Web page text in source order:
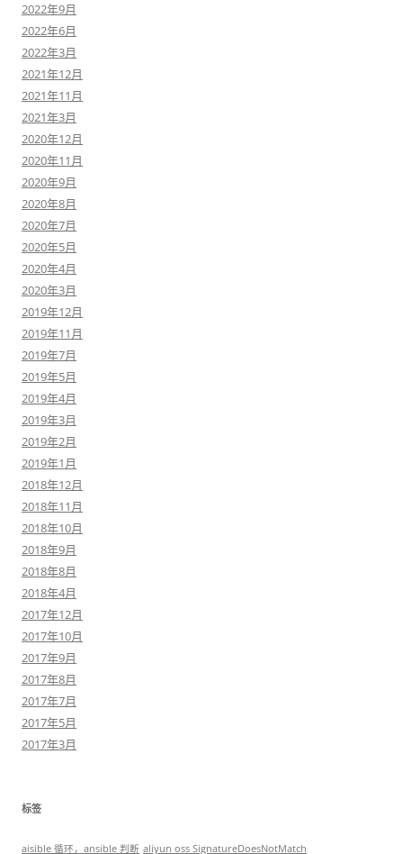
2022年9月
2022年6月
2022年3月
2021年12月
2021年11月
2021年3月
2020年12月
2020年11月
2020年9月
2020年8月
2020年7月
2020年5月
2020年4月
2020年3月
2019年12月
2019年11月
2019年7月
2019年5月
2019年4月
2019年3月
2019年2月
2019年1月
2018年12月
2018年11月
2018年10月
2018年9月
2018年8月
2018年4月
2017年12月
2017年10月
2017年9月
2017年8月
2017年7月
2017年5月
2017年3月
标签
aisible 循环，ansible 判断 aliyun oss SignatureDoesNotMatch